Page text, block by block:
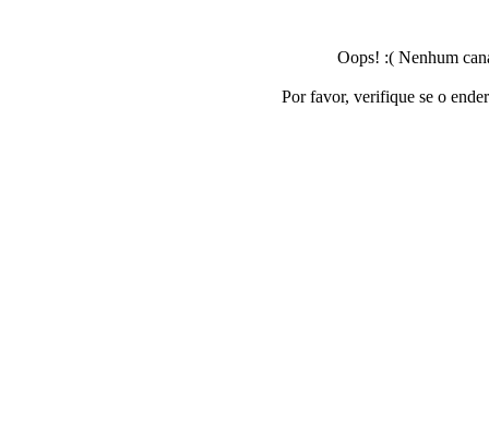
Oops! :( Nenhum
Por favor, verifique se o